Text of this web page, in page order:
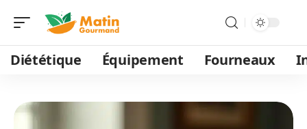
Diététique Équipement Fourneaux